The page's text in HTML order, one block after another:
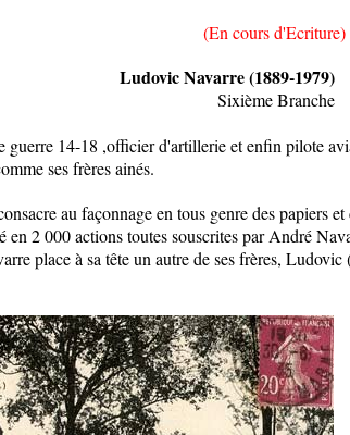
d'Ecriture)
(1889-1979)
Branche
14-18 ,officier d'artillerie et enfin pilote
ses frères ainés.
au façonnage en tous genre des papiers et
2 000 actions toutes souscrites par André
place à sa tête un autre de ses frères, Ludovic